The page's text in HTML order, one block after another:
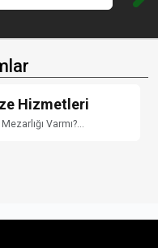
Hizmetleri
Varmı?...